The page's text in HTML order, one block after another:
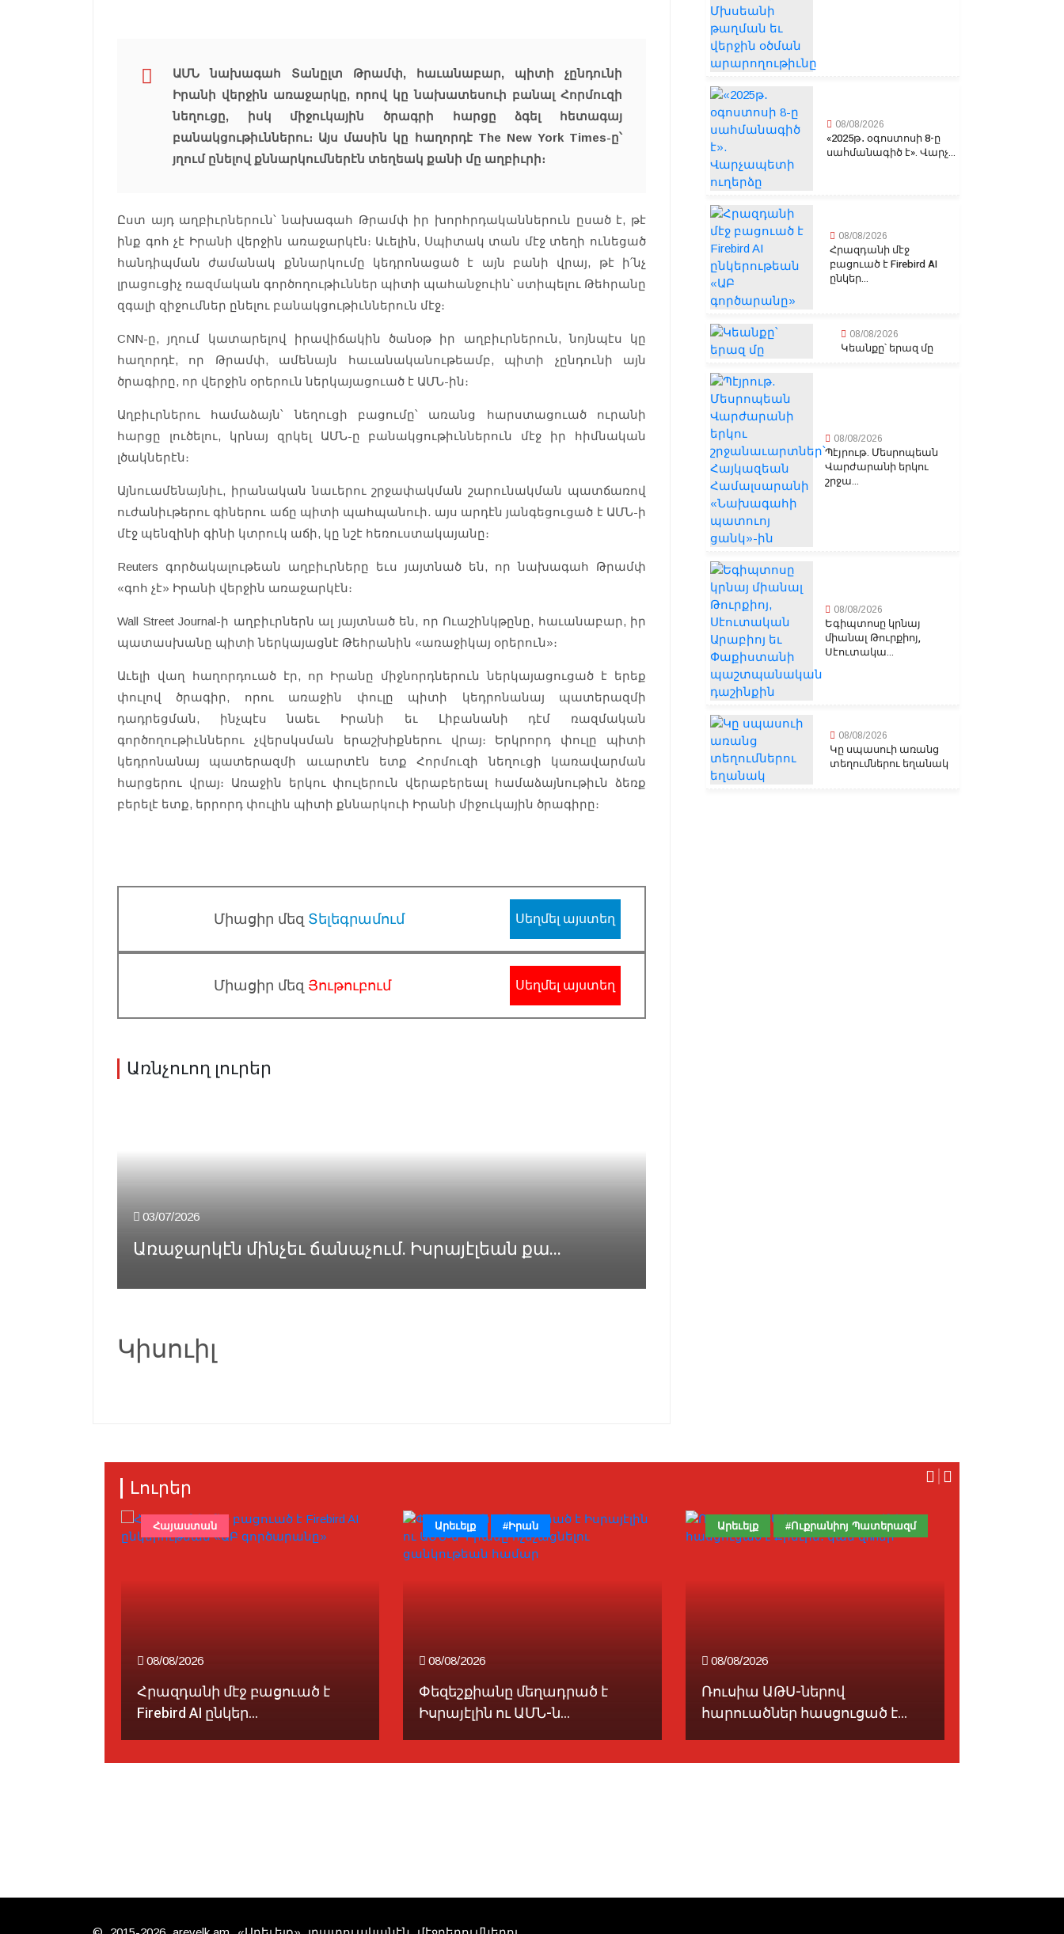
ԱՄՆ նախագահ Տանըլտ Թրամփ, հաւանաբար, պիտի չընդունի
Իրանի վերջին առաջարկը, որով կը նախատեսուի բանալ Հորմուզի
նեղուցը, իսկ միջուկային ծրագրի հարցը ձգել հետագայ
բանակցութիւններու։ Այս մասին կը հաղորդէ The New York Times-ը՝
յղում ընելով քննարկումներէն տեղեակ քանի մը աղբիւրի։
Ըստ այդ աղբիւրներուն՝ նախագահ Թրամփ իր խորհրդականներուն ըսած է, թէ
ինք գոհ չէ Իրանի վերջին առաջարկէն։ Աւելին, Սպիտակ տան մէջ տեղի ունեցած
հանդիպման ժամանակ քննարկումը կեդրոնացած է այն բանի վրայ, թէ ի՛նչ
լրացուցիչ ռազմական գործողութիւններ պիտի պահանջուին՝ ստիպելու Թեհրանը
զգալի զիջումներ ընելու բանակցութիւններուն մէջ։
CNN-ը, յղում կատարելով իրավիճակին ծանօթ իր աղբիւրներուն, նոյնպէս կը
հաղորդէ, որ Թրամփ, ամենայն հաւանականութեամբ, պիտի չընդունի այն
ծրագիրը, որ վերջին օրերուն ներկայացուած է ԱՄՆ-ին։
Աղբիւրներու համաձայն՝ նեղուցի բացումը՝ առանց հարստացուած ուրանի
հարցը լուծելու, կրնայ զրկել ԱՄՆ-ը բանակցութիւններուն մէջ իր հիմնական
լծակներէն։
Այնուամենայնիւ, իրանական նաւերու շրջափակման շարունակման պատճառով
ուժանիւթերու գիներու աճը պիտի պահպանուի. այս արդէն յանգեցուցած է ԱՄՆ-ի
մէջ պենզինի գինի կտրուկ աճի, կը նշէ հեռուստակայանը։
Reuters գործակալութեան աղբիւրները եւս յայտնած են, որ նախագահ Թրամփ
«գոհ չէ» Իրանի վերջին առաջարկէն։
Wall Street Journal-ի աղբիւրներն ալ յայտնած են, որ Ուաշինկթընը, հաւանաբար, իր
պատասխանը պիտի ներկայացնէ Թեհրանին «առաջիկայ օրերուն»։
Աւելի վաղ հաղորդուած էր, որ Իրանը միջնորդներուն ներկայացուցած է երեք
փուլով ծրագիր, որու առաջին փուլը պիտի կեդրոնանայ պատերազմի
դադրեցման, ինչպէս նաեւ Իրանի եւ Լիբանանի դէմ ռազմական
գործողութիւններու չվերսկսման երաշխիքներու վրայ։ Երկրորդ փուլը պիտի
կեդրոնանայ պատերազմի աւարտէն ետք Հորմուզի նեղուցի կառավարման
հարցերու վրայ։ Առաջին երկու փուլերուն վերաբերեալ համաձայնութիւն ձեռք
բերելէ ետք, երրորդ փուլին պիտի քննարկուի Իրանի միջուկային ծրագիրը։
Միացիր մեզ Տելեգրամում Սեղմել այստեղ
Միացիր մեզ Յութուբում Սեղմել այստեղ
Առնչուող լուրեր
03/07/2026
Առաջարկէն մինչեւ ճանաչում. Իսրայէլեան քա...
Կիսուիլ
08/08/2026
«2025թ․ օգոստոսի 8-ը
սահմանագիծ է». Վարչ...
08/08/2026
Հրազդանի մէջ
բացուած է Firebird AI
ընկեր...
08/08/2026
Կեանքը՝ երազ մը
08/08/2026
Պէյրութ. Մեսրոպեան
Վարժարանի երկու
շրջա...
08/08/2026
Եգիպտոսը կրնայ
միանալ Թուրքիոյ,
Սէուտակա...
08/08/2026
Կը սպասուի առանց
տեղումներու եղանակ
Լուրեր
08/08/2026
Հրազդանի մէջ բացուած է
Firebird AI ընկեր...
Հայաստան
08/08/2026
Փեզեշքիանը մեղադրած է
Իսրայէլին ու ԱՄՆ-ն...
Արեւելք #Իրան
08/08/2026
Ռուսիա ԱԹՍ-ներով
հարուածներ հասցուցած է...
Արեւելք #Ուքրանիոյ Պատերազմ